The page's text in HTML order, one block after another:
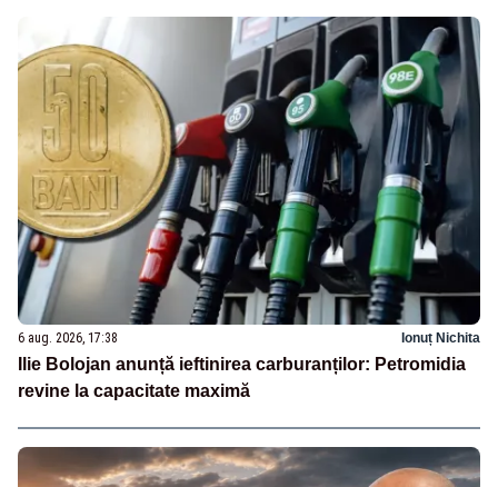
6 aug. 2026, 17:38 Ionuț Nichita
Ilie Bolojan anunță ieftinirea carburanților: Petromidia
revine la capacitate maximă